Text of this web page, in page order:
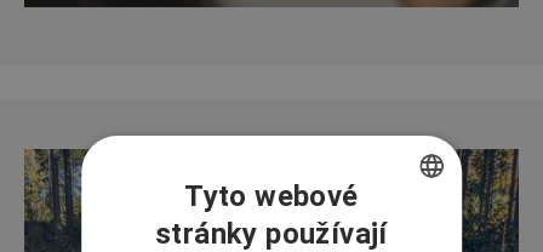
CZECH
Tyto webové
stránky používají